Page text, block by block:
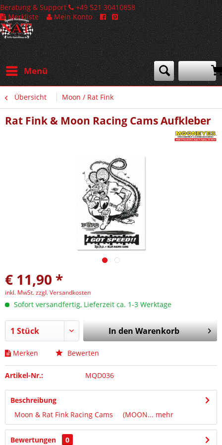
Beratung & Support
+49 521 30410858
Merkliste
Mein Konto
Menü
Übersicht Moon / Rat Fink
Rat Fink & Moon Racing Cams Aufkleber
€ 11,90 *
inkl. MwSt.zzgl. Versandkosten
Sofort versandfertig, Lieferzeit ca. 1-3 Werktage
In denWarenkorb
Merken Bewerten
Artikel-Nr.: MQD036
Beschreibung
Moon & Rat Fink Racing Cams (MOON... mehr
Bewertungen
0